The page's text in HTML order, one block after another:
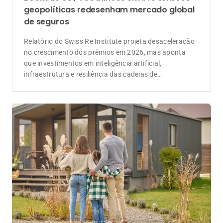
geopolíticas redesenham mercado global
de seguros
Relatório do Swiss Re Institute projeta desaceleração
no crescimento dos prêmios em 2026, mas aponta
que investimentos em inteligência artificial,
infraestrutura e resiliência das cadeias de